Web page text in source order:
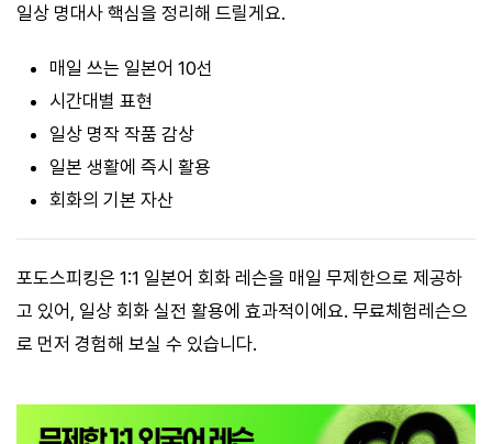
일상 명대사 핵심을 정리해 드릴게요.
매일 쓰는 일본어 10선
시간대별 표현
일상 명작 작품 감상
일본 생활에 즉시 활용
회화의 기본 자산
포도스피킹은 1:1 일본어 회화 레슨을 매일 무제한으로 제공하
고 있어, 일상 회화 실전 활용에 효과적이에요. 무료체험레슨으
로 먼저 경험해 보실 수 있습니다.